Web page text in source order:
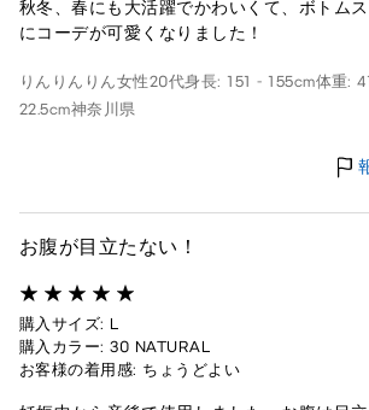
秋冬、春にも大活躍でかわいくて、ボトム
にコーデが可愛くなりました！
りんりんりん女性20代身長: 151 - 155cm体重:
22.5cm神奈川県
お腹が目立たない！
購入サイズ: L
購入カラー: 30 NATURAL
お客様の着用感: ちょうどよい